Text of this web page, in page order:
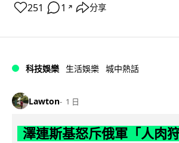
251 1 ↗ 分享
科技娛樂 生活娛樂 城中熱話
Lawton 1 日
澤連斯基怒斥俄軍「人肉